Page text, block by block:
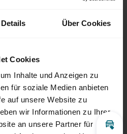
Details Über Cookies
Cookies
Inhalte und Anzeigen zu
für soziale Medien anbieten
auf unsere Website zu
wir Informationen zu Ihrer
an unsere Partner für